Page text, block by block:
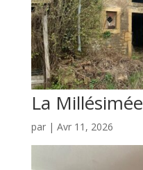
La Millésimée
par | Avr 11, 2026